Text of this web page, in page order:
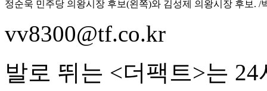
정순욱 민주당 의왕시장 후보(왼쪽)와 김성제 의왕시장 후보. /
vv8300@tf.co.kr
발로 뛰는 <더팩트>는